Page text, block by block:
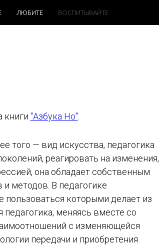
книги "Азбука Но"
того — вид искусства, педагогика
реагировать на изменения,
она обладает собственным
методов. В педагогике
которыми делает из
меняясь вместе со
с изменяющейся
передачи и приобретения
ЛЮБИТЕ ВОСПИТЫВАЙТЕ